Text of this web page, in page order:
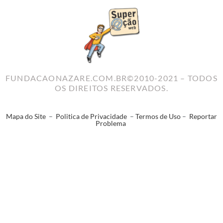
FUNDACAONAZARE.COM.BR©2010-2021 – TODOS
OS DIREITOS RESERVADOS.
Mapa do Site – Politica de Privacidade – Termos de Uso – Reportar
Problema